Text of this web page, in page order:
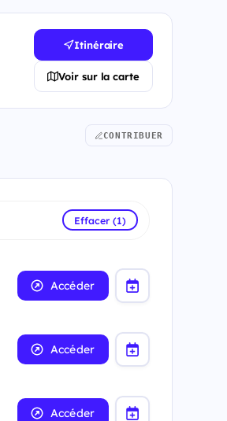
Itinéraire
Voir sur la carte
CONTRIBUER
Effacer (1)
Accéder
Accéder
Accéder